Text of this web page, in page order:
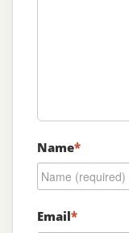
Name*
Email*